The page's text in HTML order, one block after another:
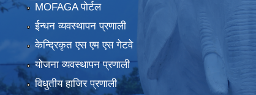
MOFAGA पोर्टल
ईन्धन व्यवस्थापन प्रणाली
केन्द्रिकृत एस एम एस गेटवे
योजना व्यवस्थापन प्रणाली
विधुतीय हाजिर प्रणाली